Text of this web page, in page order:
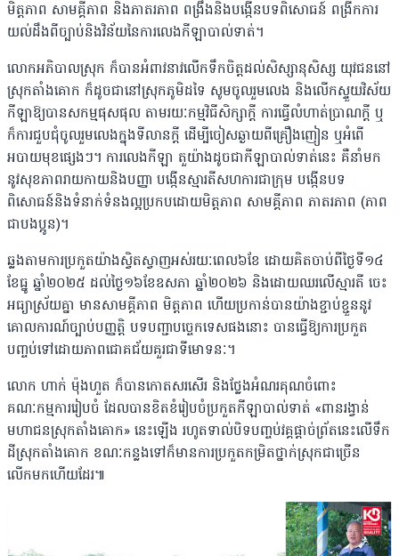
មិត្តភាព សាមគ្គីភាព និងភាតរភាព ពង្រឹងនិងបង្កើនបទពិសោធន៍ ពង្រីកការ
យល់ដឹងពីច្បាប់និងវិន័យនៃការលេងកីឡាបាល់ទាត់។
លោកអភិបាលស្រុក ក៏បានអំពាវនាវលើកទឹកចិត្តដល់សិស្សានុសិស្ស យុវជននៅ
ស្រុកតាំងគោក ក៏ដូចជានៅស្រុកភូមិដទៃ សូមចូលរួមលេង និងលើកស្ទួយវិស័យ
កីឡាឱ្យបានសកម្មផុសផុល តាមរយៈកម្មវិធីសិក្សាក្ដី ការធ្វើលំហាត់ប្រាណក្ដី ឬ
ក៏ការជួបជុំចូលរួមលេងក្នុងទីលានក្ដី ដើម្បីចៀសឆ្ងាយពីគ្រឿងញៀន ឬអំពើ
អបាយមុខផ្សេងៗ។ ការលេងកីឡា តួយ៉ាងដូចជាកីឡាបាល់ទាត់នេះ គឺនាំមក
នូវសុខភាពរាយកាយនិងបញ្ញា បង្កើនស្មារតីសហការជាក្រុម បង្កើនបទ
ពិសោធន៍និងទំនាក់ទំនងល្អប្រកបដោយមិត្តភាព សាមគ្គីភាព ភាតរភាព (ភាព
ជាបងប្អូន)។
ឆ្លងតាមការប្រកួតយ៉ាងស្វិតស្វាញអស់រយៈពេល៦ខែ ដោយគិតចាប់ពីថ្ងៃទី១៤
ខែធ្នូ ឆ្នាំ២០២៥ ដល់ថ្ងៃ១៦ខែឧសភា ឆ្នាំ២០២៦ និងដោយឈរលើស្មារតី ចេះ
អធ្យាស្រ័យគ្នា មានសាមគ្គីភាព មិត្តភាព ហើយប្រកាន់បានយ៉ាងខ្ជាប់ខ្ជួននូវ
គោលការណ៍ច្បាប់បញ្ញតិ្ត បទបញ្ជាបច្ចេកទេសផងនោះ បានធ្វើឱ្យការប្រកួត
បញ្ចប់ទៅដោយភាពជោគជ័យគួរជាទីមោទនៈ។
លោក ហាក់ ម៉ុងហួត ក៏បានកោតសរសើរ និងថ្លែងអំណរគុណចំពោះ
គណៈកម្មការរៀបចំ ដែលបានខិតខំរៀបចំប្រកួតកីឡាបាល់ទាត់ «ពានរង្វាន់
មហាជនស្រុកតាំងគោក» នេះឡើង រហូតទាល់បិទបញ្ចប់វគ្គផ្តាច់ព្រ័តនេះលើទឹក
ដីស្រុកតាំងគោក ខណៈកន្លងទៅក៏មានការប្រកួតកម្រិតថ្នាក់ស្រុកជាច្រើន
លើកមកហើយដែរ៕